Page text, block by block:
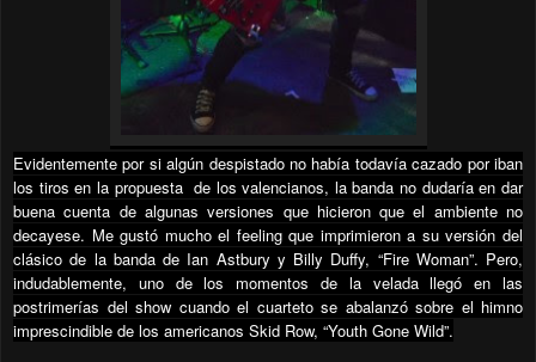
Evidentemente por si algún despistado no había todavía cazado por iban
los tiros en la propuesta de los valencianos, la banda no dudaría en dar
buena cuenta de algunas versiones que hicieron que el ambiente no
decayese. Me gustó mucho el feeling que imprimieron a su versión del
clásico de la banda de Ian Astbury y Billy Duffy, “Fire Woman”. Pero,
indudablemente, uno de los momentos de la velada llegó en las
postrimerías del show cuando el cuarteto se abalanzó sobre el himno
imprescindible de los americanos Skid Row, “Youth Gone Wild”.